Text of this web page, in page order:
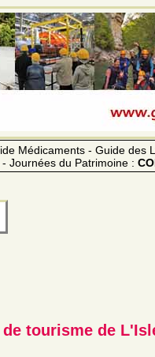
Médicaments - Guide des
Journées du Patrimoine :
tourisme de